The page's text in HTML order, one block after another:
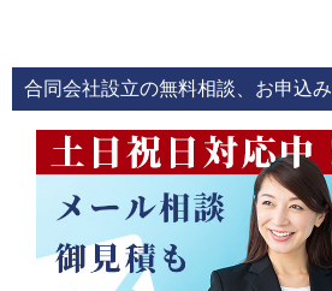
ビ
ゲ
合同会社設立の無料相談、お申込み